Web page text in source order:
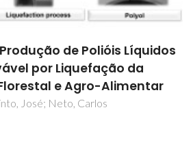
de fabricação de